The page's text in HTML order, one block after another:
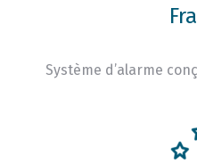
Système d’alarme